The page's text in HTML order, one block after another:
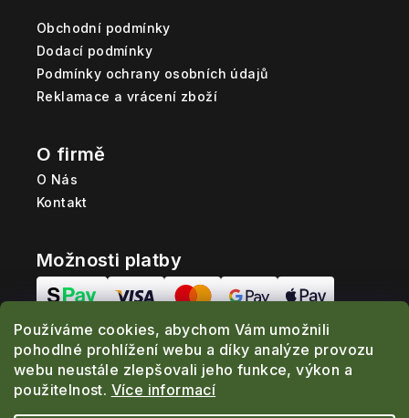
Používáme cookies, abychom Vám umožnili
pohodlné prohlížení webu a díky analýze provozu
webu neustále zlepšovali jeho funkce, výkon a
použitelnost. Více informací
Obchodní podmínky
Dodací podmínky
Podmínky ochrany osobních údajů
Reklamace a vrácení zboží
O firmě
O Nás
Kontakt
Možnosti platby
Možnosti dopravy